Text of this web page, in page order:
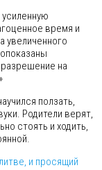
время и
увеличенного
на
ползать,
Родители верят,
стоять и ходить,
и просящий